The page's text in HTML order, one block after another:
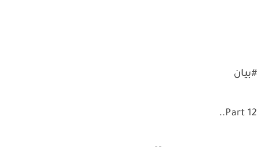
#بيان
Part 12..